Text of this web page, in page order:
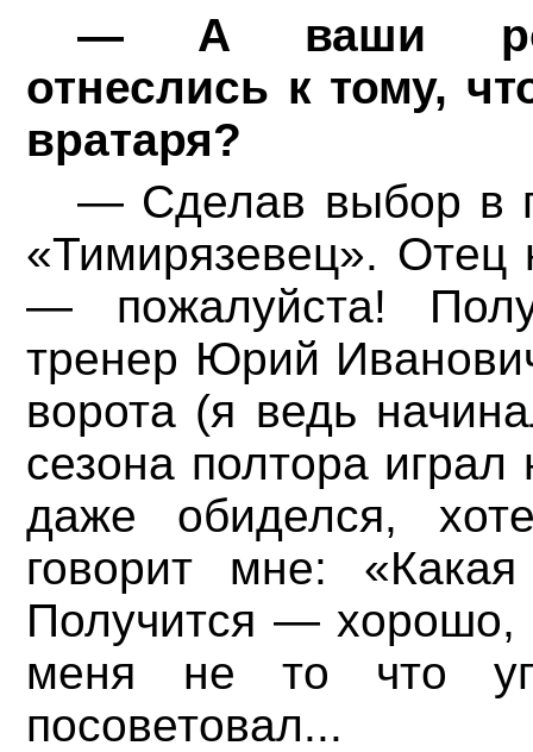
— А ваши
отнеслись к тому,
вратаря?
— Сделав выбор в
«Тимирязевец». Отец
— пожалуйста!
тренер Юрий
ворота (я ведь
сезона полтора
даже обиделся,
говорит мне:
Получится —
меня не то что
посоветовал...